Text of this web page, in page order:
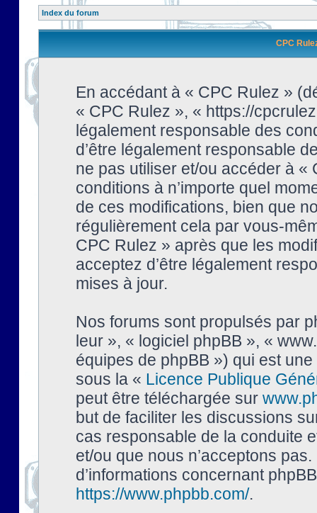
Index du forum
CPC
En accédant à « CPC Rulez »
« CPC Rulez », « https://
légalement responsable des
d’être légalement responsable
ne pas utiliser et/ou accéder à
conditions à n’importe quel
de ces modifications, bien que
régulièrement cela par vous-
CPC Rulez » après que les
acceptez d’être légalement
mises à jour.
Nos forums sont propulsés par
leur », « logiciel phpBB », «
équipes de phpBB ») qui est
sous la « Licence Publique
peut être téléchargée sur
but de faciliter les discussions
cas responsable de la conduite
et/ou que nous n’acceptons
d’informations concernant
https://www.phpbb.com/.